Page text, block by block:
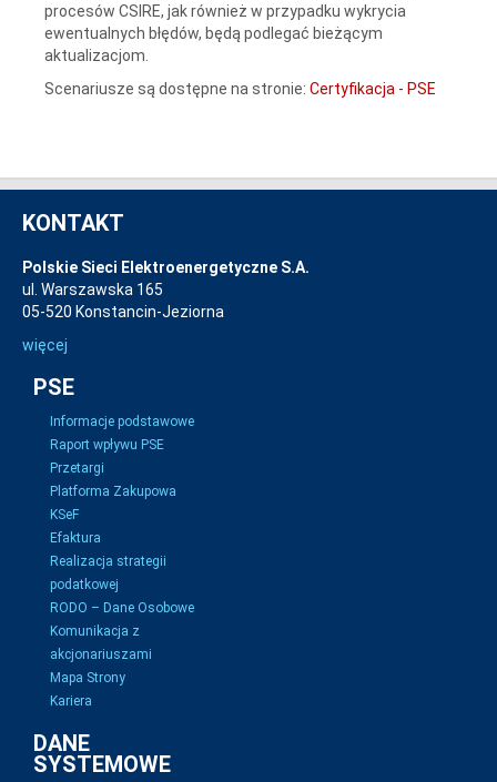
procesów CSIRE, jak również w przypadku wykrycia
ewentualnych błędów, będą podlegać bieżącym
aktualizacjom.
Scenariusze są dostępne na stronie: Certyfikacja - PSE
KONTAKT
Polskie Sieci Elektroenergetyczne S.A.
ul. Warszawska 165
05-520 Konstancin-Jeziorna
więcej
PSE
Informacje podstawowe
Raport wpływu PSE
Przetargi
Platforma Zakupowa
KSeF
Efaktura
Realizacja strategii
podatkowej
RODO – Dane Osobowe
Komunikacja z
akcjonariuszami
Mapa Strony
Kariera
DANE
SYSTEMOWE